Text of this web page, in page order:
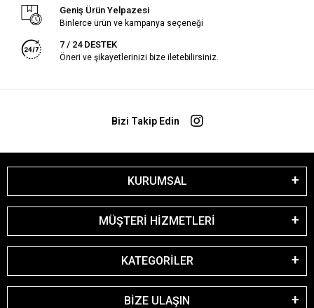
Geniş Ürün Yelpazesi
Binlerce ürün ve kampanya seçeneği
7 / 24 DESTEK
Öneri ve şikayetlerinizi bize iletebilirsiniz.
Bizi Takip Edin
KURUMSAL
MÜŞTERİ HİZMETLERİ
KATEGORİLER
BİZE ULAŞIN